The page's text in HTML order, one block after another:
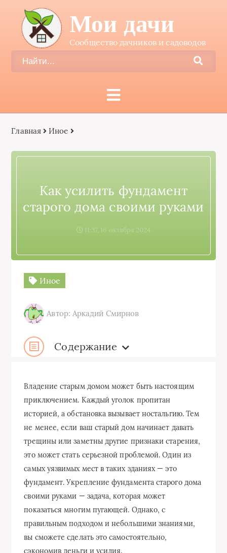
Мои дачи
Сообщество дачников и садоводов
Главная Иное
Как усилить фундамент
старого дома своими руками
11:37, 16 октября 2024
Иное
Автор: Аркадий Смирнов
Содержание
Владение старым домом может быть настоящим
приключением. Каждый уголок пропитан
историей, а обстановка вызывает ностальгию. Тем
не менее, если ваш старый дом начинает давать
трещины или заметны другие признаки старения,
это может стать серьезной проблемой. Один из
самых уязвимых мест в таких зданиях — это
фундамент. Укрепление фундамента старого дома
своими руками — задача, которая может
показаться многим пугающей. Однако, с
правильным подходом и небольшими знаниями,
вы сможете сделать это самостоятельно,
сэкономив деньги и усилия.